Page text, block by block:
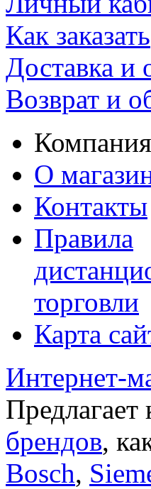
Как заказать
Доставка и
Возврат и
Компания
О
Контакты
Правила
торговли
Карта
Интернет-
Предлагает
брендов,
Bosch,